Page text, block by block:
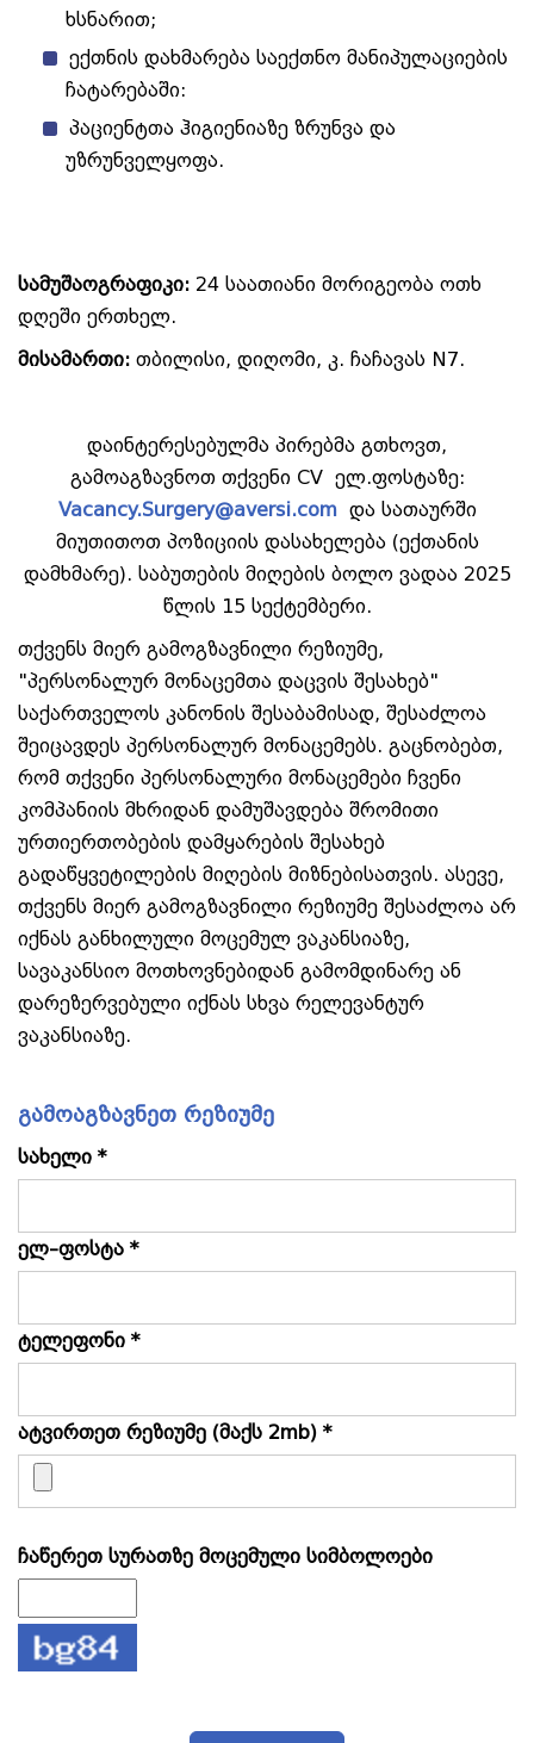
ხსნარით;
ექთნის დახმარება საექთნო მანიპულაციების
ჩატარებაში:
პაციენტთა ჰიგიენიაზე ზრუნვა და
უზრუნველყოფა.
სამუშაოგრაფიკი: 24 საათიანი მორიგეობა ოთხ
დღეში ერთხელ.
მისამართი: თბილისი, დიღომი, კ. ჩაჩავას N7.
დაინტერესებულმა პირებმა გთხოვთ,
გამოაგზავნოთ თქვენი CV ელ.ფოსტაზე:
Vacancy.Surgery@aversi.comდა სათაურში
მიუთითოთ პოზიციის დასახელება (ექთანის
დამხმარე). საბუთების მიღების ბოლო ვადაა 2025
წლის 15 სექტემბერი.
თქვენს მიერ გამოგზავნილი რეზიუმე,
"პერსონალურ მონაცემთა დაცვის შესახებ"
საქართველოს კანონის შესაბამისად, შესაძლოა
შეიცავდეს პერსონალურ მონაცემებს. გაცნობებთ,
რომ თქვენი პერსონალური მონაცემები ჩვენი
კომპანიის მხრიდან დამუშავდება შრომითი
ურთიერთობების დამყარების შესახებ
გადაწყვეტილების მიღების მიზნებისათვის. ასევე,
თქვენს მიერ გამოგზავნილი რეზიუმე შესაძლოა არ
იქნას განხილული მოცემულ ვაკანსიაზე,
სავაკანსიო მოთხოვნებიდან გამომდინარე ან
დარეზერვებული იქნას სხვა რელევანტურ
ვაკანსიაზე.
გამოაგზავნეთ რეზიუმე
სახელი *
ელ–ფოსტა *
ტელეფონი *
ატვირთეთ რეზიუმე (მაქს 2mb) *
ჩაწერეთ სურათზე მოცემული სიმბოლოები